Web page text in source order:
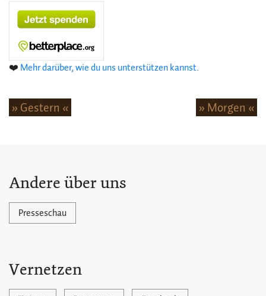
❤️ Mehr darüber, wie du uns unterstützen kannst.
» Gestern « » Morgen «
Andere über uns
Presseschau
Vernetzen